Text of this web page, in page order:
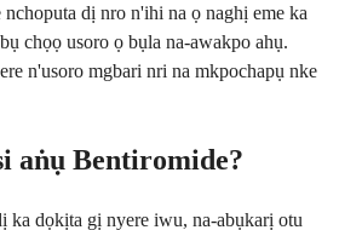
dị nro n'ihi na ọ naghị eme ka
chọọ usoro ọ bụla na-awakpo ahụ.
n'usoro mgbari nri na mkpochapụ nke
aṅụ Bentiromide?
ka dọkịta gị nyere iwu, na-abụkarị otu